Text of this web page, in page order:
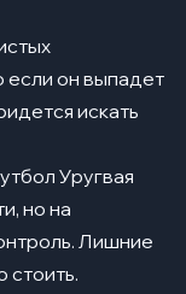
он выпадет
искать
Уругвая
но на
Лишние
стоить.